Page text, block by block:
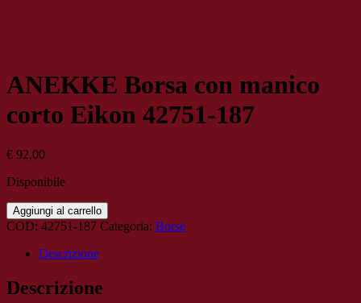
ANEKKE Borsa con manico
corto Eikon 42751-187
€ 92,00
Disponibile
ANEKKE
Borsa
manico
Eikon
42751-
Aggiungi al carrello
COD: 42751-187 Categoria: Borse
Descrizione
Descrizione